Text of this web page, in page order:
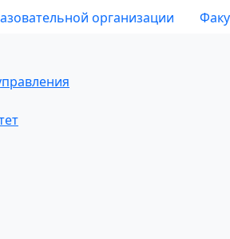
организации